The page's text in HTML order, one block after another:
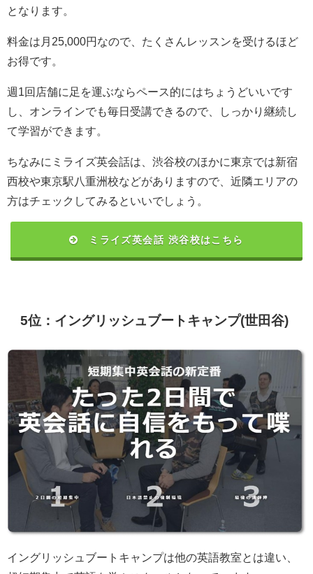
となります。
料金は月25,000円なので、たくさんレッスンを受けるほど
お得です。
週1回店舗に足を運ぶならペース的にはちょうどいいです
し、オンラインでも毎日受講できるので、しっかり継続し
て学習ができます。
ちなみにミライズ英会話は、渋谷校のほかに東京では新宿
西校や東京駅八重洲校などがありますので、近隣エリアの
方はチェックしてみるといいでしょう。
ミライズ英会話 渋谷校はこちら
5位：イングリッシュブートキャンプ(世田谷)
イングリッシュブートキャンプは他の英語教室とは違い、